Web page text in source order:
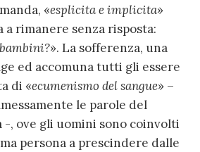
«esplicita e implicita»
a rimanere senza risposta:
». La sofferenza, una
ed accomuna tutti gli essere
di «ecumenismo del sangue» –
le parole del
-, ove gli uomini sono coinvolti
persona a prescindere dalle